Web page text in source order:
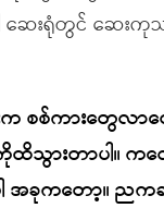
ဆေးရုံတွင် ဆေ
က စစ်ကားတွေလ
ထိသွားတာပါ။
အခုကတော့။ ည